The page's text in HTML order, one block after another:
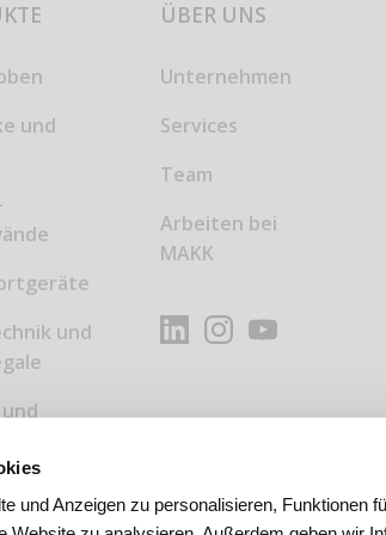
und Anzeigen zu personalisieren, Funktionen
und
und
ÜBER UNS
Unternehmen
Services
Team
Arbeiten bei
MAKK